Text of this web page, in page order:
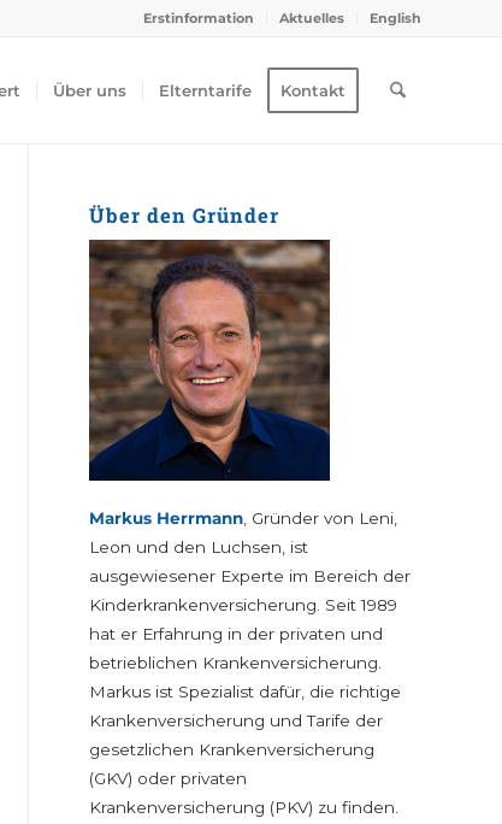
Erstinformation Aktuelles English
Über uns Elterntarife Kontakt
Über den Gründer
Markus Herrmann , Gründer von Leni,
Leon und den Luchsen, ist
ausgewiesener Experte im Bereich der
Kinderkrankenversicherung. Seit 1989
hat er Erfahrung in der privaten und
betrieblichen Krankenversicherung.
Markus ist Spezialist dafür, die richtige
Krankenversicherung und Tarife der
gesetzlichen Krankenversicherung
(GKV) oder privaten
Krankenversicherung (PKV) zu finden.